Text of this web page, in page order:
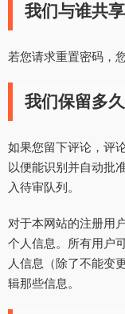
我们与谁共
若您请求重置密码，
我们保留多
如果您留下评论，评
以便能识别并自动批
入待审队列。
对于本网站的注册用
个人信息。所有用户
人信息（除了不能变
辑那些信息。